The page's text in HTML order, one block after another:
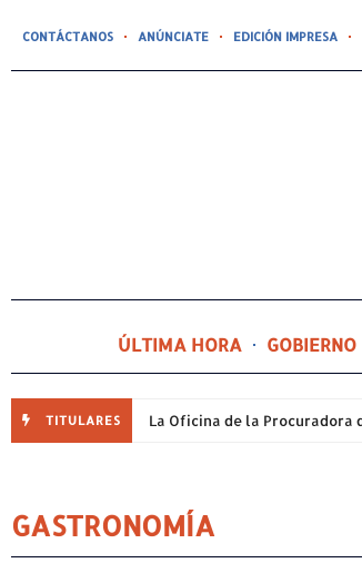
CONTÁCTANOS ANÚNCIATE EDICIÓN IMPRESA
ÚLTIMA HORA GOBIERNO
TITULARES
GASTRONOMÍA